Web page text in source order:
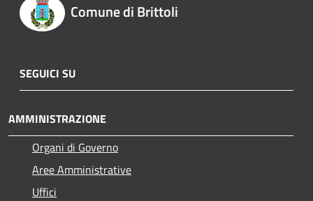
Comune di Brittoli
SEGUICI SU
AMMINISTRAZIONE
Organi di Governo
Aree Amministrative
Uffici